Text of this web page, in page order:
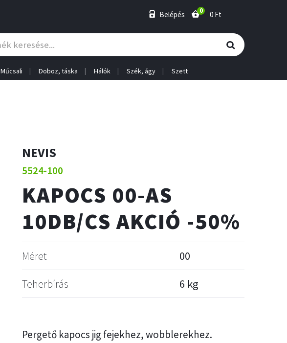
Belépés 0 0 Ft
Műcsali Doboz, táska Hálók Szék, ágy Szett
NEVIS
5524-100
KAPOCS 00-AS
10DB/CS AKCIÓ -50%
Méret 00
Teherbírás 6 kg
Pergető kapocs jig fejekhez, wobblerekhez.